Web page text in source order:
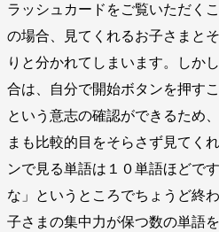
ラッシュカードをご覧いただく
の場合、見てくれるお子さまと
りと分かれてしまいます。しか
合は、自分で開始ボタンを押す
という意志の確認ができるため
まも比較的目をそらさず見てく
ンで見る単語は１０単語ほどで
な」というところでちょうど終
子さまの集中力が保つ数の単語